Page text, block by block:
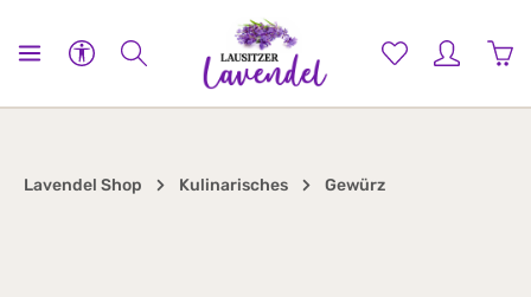
Werkzeugleiste anzeigen
Lavendel Shop Kulinarisches Gewürz